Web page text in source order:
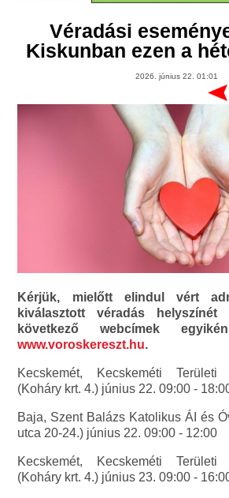
Véradási
Kiskunban ezen a
2026. június 22. 01:01
Kérjük, mielőtt elindul vért
kiválasztott véradás
következő webcímek
www.voroskereszt.hu.
Kecskemét, Kecskeméti Területi
(Koháry krt. 4.) június 22. 09:00 -
Baja, Szent Balázs Katolikus ÁI és
utca 20-24.) június 22. 09:00 - 12:00
Kecskemét, Kecskeméti Területi
(Koháry krt. 4.) június 23. 09:00 -